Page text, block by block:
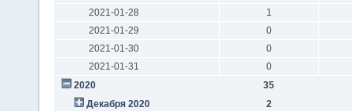
2021-01-28
1
2021-01-29
0
2021-01-30
0
2021-01-31
0
2020
35
Декабря 2020
2